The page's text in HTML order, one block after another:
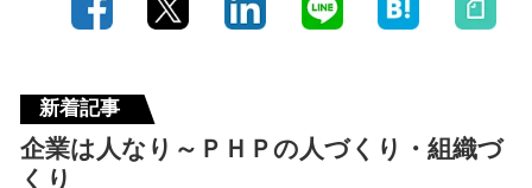
新着記事
企業は人なり～ＰＨＰの人づくり・組織づ
くり